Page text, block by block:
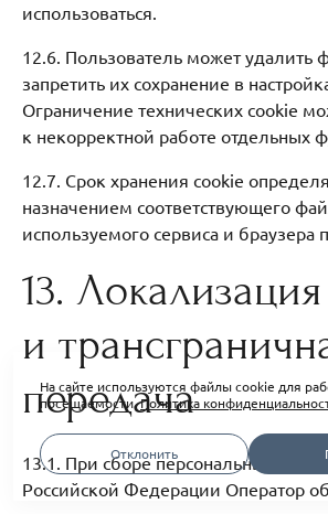
использоваться.
12.6. Пользователь может удалить
запретить их сохранение в
Ограничение технических cookie
к некорректной работе отдельных
12.7. Срок хранения cookie
назначением соответствующего
используемого сервиса и браузера
13. Локализация
и
передача
13.1. При сборе персональных
Российской Федерации Оператор
На сайте используются файлы cookie для
посещаемости.Политика
Отклонить